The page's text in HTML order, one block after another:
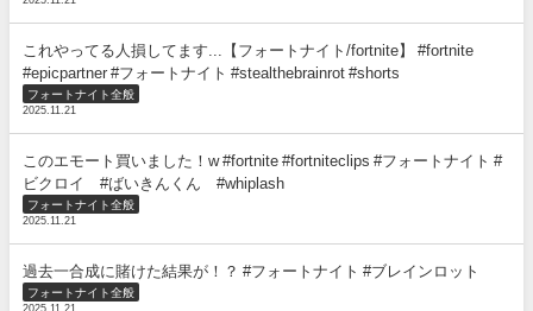
これやってる人損してます...【フォートナイト/fortnite】 #fortnite
#epicpartner #フォートナイト #stealthebrainrot #shorts
フォートナイト全般
2025.11.21
このエモート買いました！w #fortnite #fortniteclips #フォートナイト #
ビクロイ #ばいきんくん #whiplash
フォートナイト全般
2025.11.21
過去一合成に賭けた結果が！？ #フォートナイト #ブレインロット
フォートナイト全般
2025.11.21